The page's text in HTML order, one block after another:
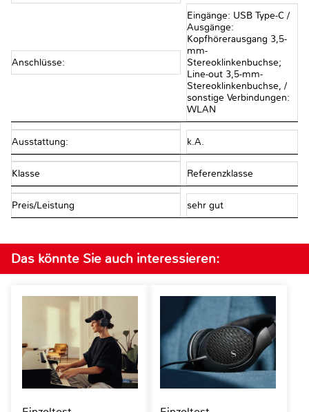
Anschlüsse:
Eingänge: USB Type-C /
Ausgänge:
Kopfhörerausgang 3,5-
mm-
Stereoklinkenbuchse;
Line-out 3,5-mm-
Stereoklinkenbuchse, /
sonstige Verbindungen:
WLAN
Ausstattung: k.A.
Klasse Referenzklasse
Preis/Leistung sehr gut
Das könnte Sie auch interessieren: